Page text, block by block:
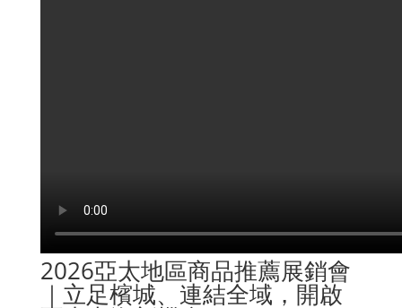
2026亞太地區商品推薦展銷會
｜立足檳城、連結全域，開啟